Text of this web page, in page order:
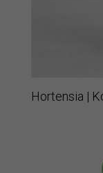
Hortensia |